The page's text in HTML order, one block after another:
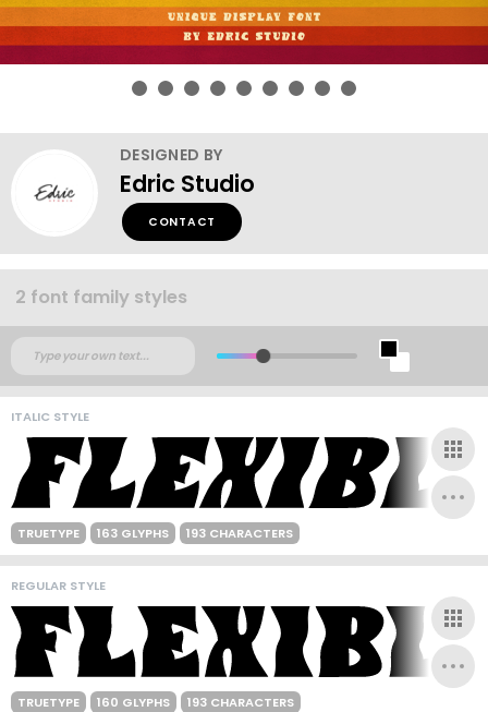
DESIGNED BY
Edric Studio
CONTACT
2 font family styles
ITALIC STYLE
TRUETYPE 163 GLYPHS 193 CHARACTERS
REGULAR STYLE
TRUETYPE 160 GLYPHS 193 CHARACTERS